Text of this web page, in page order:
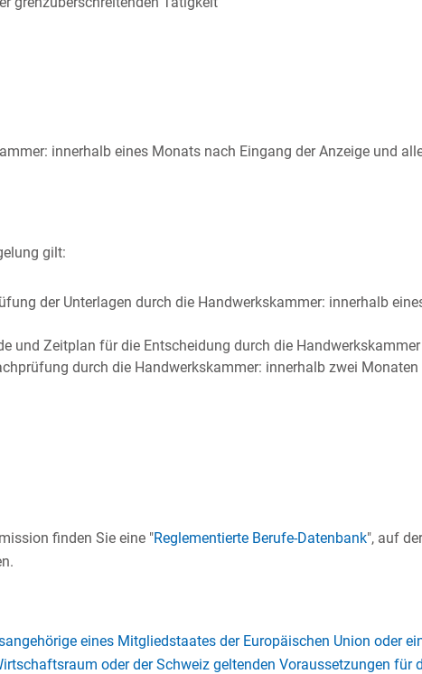
innerhalb eines Monats nach Eingang der Anzeige und
gilt:
der Unterlagen durch die Handwerkskammer: innerhalb
und Zeitplan für die Entscheidung durch die Handwerkskammer
durch die Handwerkskammer: innerhalb zwei
finden Sie eine "Reglementierte Berufe-Datenbank", auf
eines Mitgliedstaates der Europäischen Union oder
oder der Schweiz geltenden Voraussetzungen für